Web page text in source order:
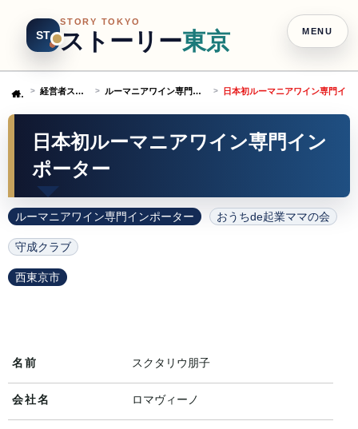
ST
STORY TOKYO
ストーリー東京
Home 経営者ストーリー ルーマニアワイン専門インポーター 日本初ルーマニアワイン専門イン
日本初ルーマニアワイン専門イン
ポーター
ルーマニアワイン専門インポーター おうちde起業ママの会
守成クラブ
西東京市
名前 スクタリウ朋子
会社名 ロマヴィーノ
MENU